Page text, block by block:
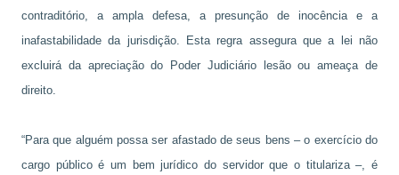
contraditório, a ampla defesa, a presunção de inocência e a
inafastabilidade da jurisdição. Esta regra assegura que a lei não
excluirá da apreciação do Poder Judiciário lesão ou ameaça de
direito.
“Para que alguém possa ser afastado de seus bens – o exercício do
cargo público é um bem jurídico do servidor que o titulariza –, é